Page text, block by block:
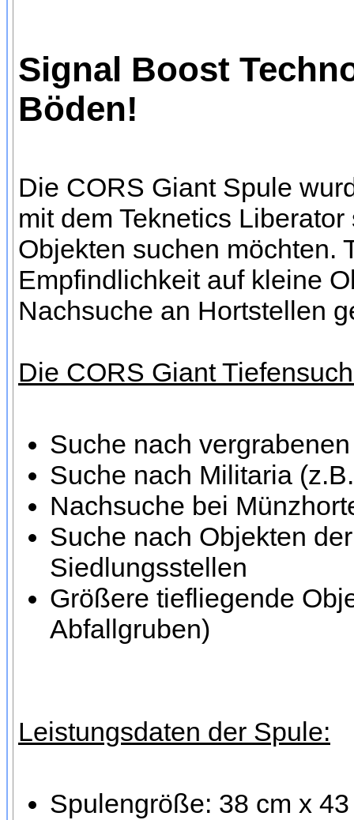
Signal Boost
Böden!
Die CORS Giant Spule
mit dem Teknetics
Objekten suchen möchten.
Empfindlichkeit auf kleine
Nachsuche an Hortstellen
Die CORS Giant
Suche nach
Suche nach Militaria
Nachsuche bei
Suche nach Objekten
Siedlungsstellen
Größere tiefliegende
Abfallgruben)
Leistungsdaten der Spule:
Spulengröße: 38 cm x